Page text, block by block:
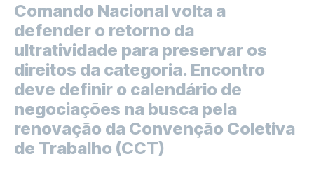
Comando Nacional volta a
defender o retorno da
ultratividade para preservar os
direitos da categoria. Encontro
deve definir o calendário de
negociações na busca pela
renovação da Convenção Coletiva
de Trabalho (CCT)